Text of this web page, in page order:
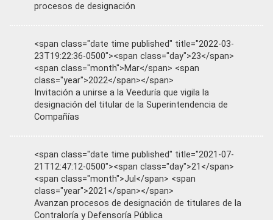
procesos de designación
<span class="date time published" title="2022-03-
23T19:22:36-0500"><span class="day">23</span>
<span class="month">Mar</span> <span
class="year">2022</span></span>
Invitación a unirse a la Veeduría que vigila la
designación del titular de la Superintendencia de
Compañías
<span class="date time published" title="2021-07-
21T12:47:12-0500"><span class="day">21</span>
<span class="month">Jul</span> <span
class="year">2021</span></span>
Avanzan procesos de designación de titulares de la
Contraloría y Defensoría Pública